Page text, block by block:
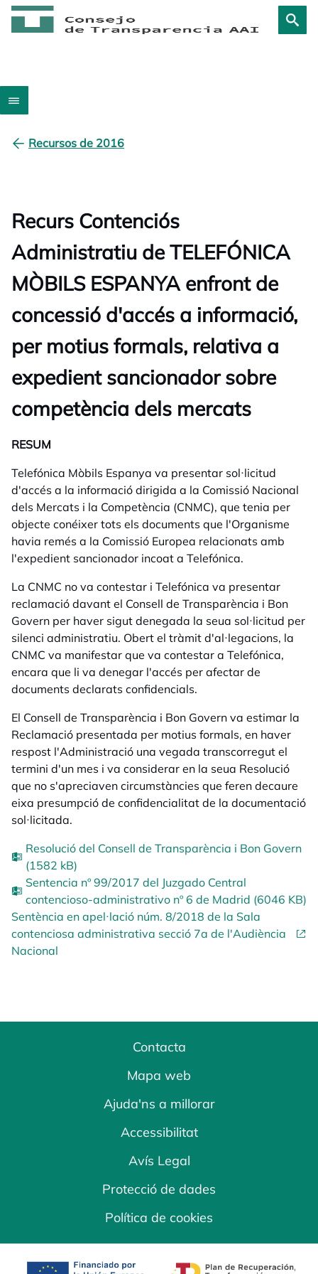
Recursos de 2016
Recurs Contenciós
Administratiu de TELEFÓNICA
MÒBILS ESPANYA enfront de
concessió d'accés a informació,
per motius formals, relativa a
expedient sancionador sobre
competència dels mercats
RESUM
Telefónica Mòbils Espanya va presentar sol·licitud
d'accés a la informació dirigida a la Comissió Nacional
dels Mercats i la Competència (CNMC), que tenia per
objecte conéixer tots els documents que l'Organisme
havia remés a la Comissió Europea relacionats amb
l'expedient sancionador incoat a Telefónica.
La CNMC no va contestar i Telefónica va presentar
reclamació davant el Consell de Transparència i Bon
Govern per haver sigut denegada la seua sol·licitud per
silenci administratiu. Obert el tràmit d'al·legacions, la
CNMC va manifestar que va contestar a Telefónica,
encara que li va denegar l'accés per afectar de
documents declarats confidencials.
El Consell de Transparència i Bon Govern va estimar la
Reclamació presentada per motius formals, en haver
respost l'Administració una vegada transcorregut el
termini d'un mes i va considerar en la seua Resolució
que no s'apreciaven circumstàncies que feren decaure
eixa presumpció de confidencialitat de la documentació
sol·licitada.
Resolució del Consell de Transparència i Bon Govern
(1582 kB)
Sentencia nº 99/2017 del Juzgado Central
contencioso-administrativo nº 6 de Madrid (6046 KB)
Sentència en apel·lació núm. 8/2018 de la Sala
contenciosa administrativa secció 7a de l'Audiència
Nacional
Contacta
Mapa web
Ajuda'ns a millorar
Accessibilitat
Avís Legal
Protecció de dades
Política de cookies
opens in a new tab opens in a new